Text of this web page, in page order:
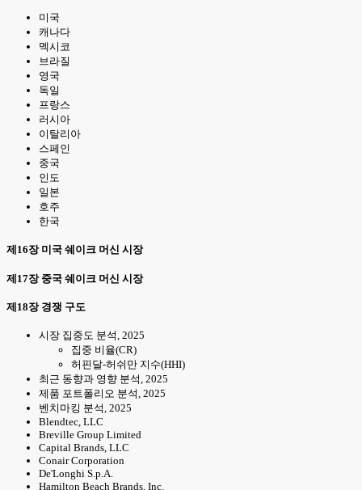
미국
캐나다
멕시코
브라질
영국
독일
프랑스
러시아
이탈리아
스페인
중국
인도
일본
호주
한국
제16장 미국 쉐이크 머신 시장
제17장 중국 쉐이크 머신 시장
제18장 경쟁 구도
시장 집중도 분석, 2025
집중 비율(CR)
허핀달-허쉬만 지수(HHI)
최근 동향과 영향 분석, 2025
제품 포트폴리오 분석, 2025
벤치마킹 분석, 2025
Blendtec, LLC
Breville Group Limited
Capital Brands, LLC
Conair Corporation
De'Longhi S.p.A.
Hamilton Beach Brands, Inc.